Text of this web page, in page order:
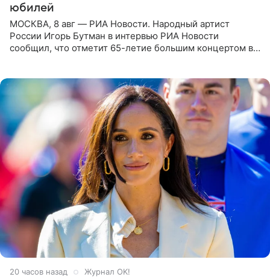
юбилей
МОСКВА, 8 авг — РИА Новости. Народный артист
России Игорь Бутман в интервью РИА Новости
сообщил, что отметит 65-летие большим концертом в
20 часов назад Журнал OK!